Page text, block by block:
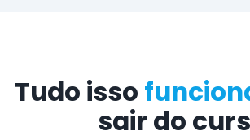
Tudo isso
sair do